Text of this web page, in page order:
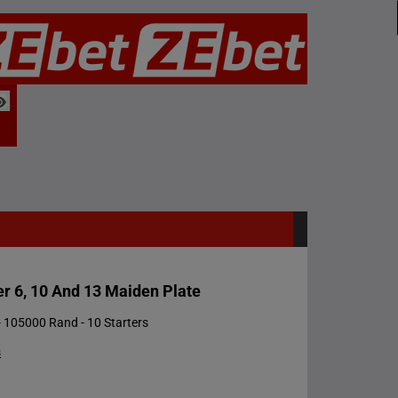
6, 10 And 13 Maiden Plate
105000 Rand - 10 Starters